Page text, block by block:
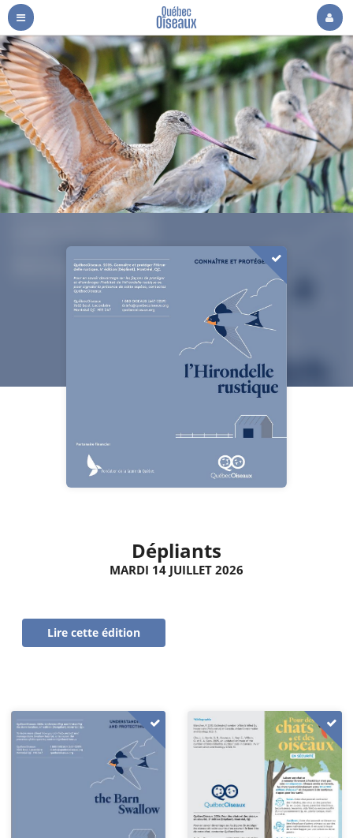
Dépliants
MARDI 14 JUILLET 2026
Lire cette édition